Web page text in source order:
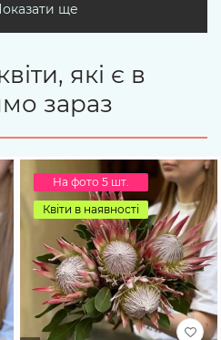
ще
які є в
зараз
На фото 5 шт.
Квіти в наявності